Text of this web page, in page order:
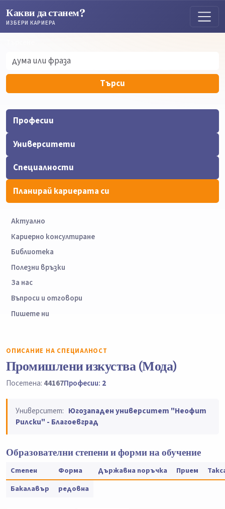
Какви да станем?
ИЗБЕРИ КАРИЕРА
Търси
Професии
Университети
Специалности
Планирай кариерата си
Актуално
Кариерно консултиране
Библиотека
Полезни връзки
За нас
Въпроси и отговори
Пишете ни
ОПИСАНИЕ НА СПЕЦИАЛНОСТ
Промишлени изкуства (Мода)
Посетена: 44167Професии: 2
Университет: Югозападен университет "Неофит
Рилски" - Благоевград
Образователни степени и форми на обучение
Степен Форма Държавна поръчка Прием
Бакалавър
редовна